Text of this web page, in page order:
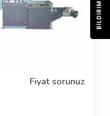
Fiyat sorunuz
BILDIRIM